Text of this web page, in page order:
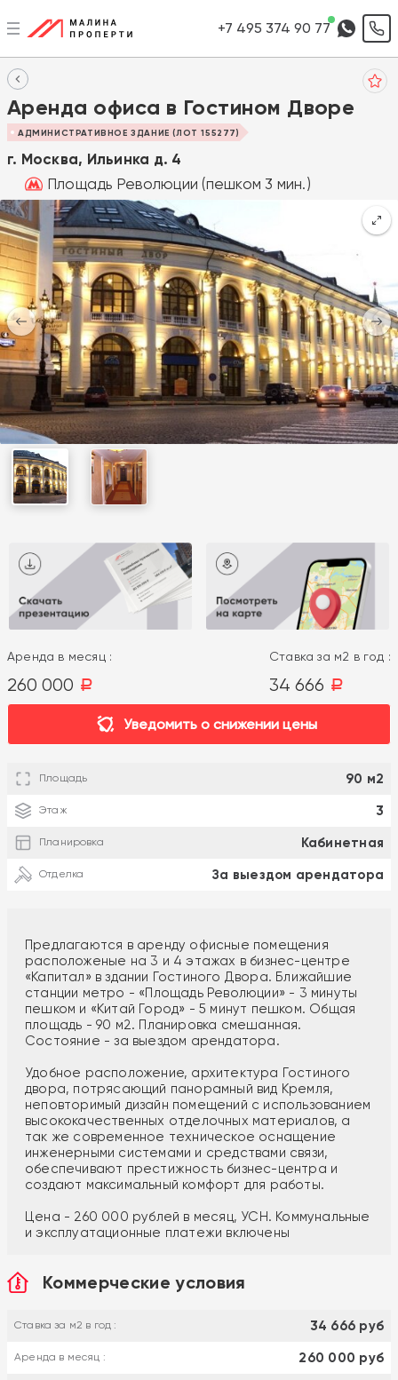
+7 495 374 90 77
Аренда офиса в Гостином Дворе
АДМИНИСТРАТИВНОЕ ЗДАНИЕ (ЛОТ 155277)
г. Москва, Ильинка д. 4
Площадь Революции (пешком 3 мин.)
Аренда в месяц :
260 000 a
Ставка за м2 в год :
34 666 a
Уведомить о снижении цены
Площадь 90 м2
Этаж 3
Планировка Кабинетная
Отделка За выездом арендатора
Предлагаются в аренду офисные помещения
расположеные на 3 и 4 этажах в бизнес-центре
«Капитал» в здании Гостиного Двора. Ближайшие
станции метро - «Площадь Революции» - 3 минуты
пешком и «Китай Город» - 5 минут пешком. Общая
площадь - 90 м2. Планировка смешанная.
Состояние - за выездом арендатора.
Удобное расположение, архитектура Гостиного
двора, потрясающий панорамный вид Кремля,
неповторимый дизайн помещений с использованием
высококачественных отделочных материалов, а
так же современное техническое оснащение
инженерными системами и средствами связи,
обеспечивают престижность бизнес-центра и
создают максимальный комфорт для работы.
Цена - 260 000 рублей в месяц, УСН. Коммунальные
и эксплуатационные платежи включены
Коммерческие условия
Ставка за м2 в год : 34 666 руб
Аренда в месяц : 260 000 руб